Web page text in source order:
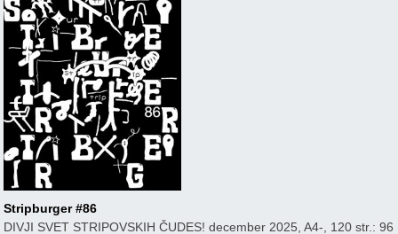
Stripburger #86
DIVJI SVET STRIPOVSKIH ČUDES! december 2025, A4-, 120 str.: 96